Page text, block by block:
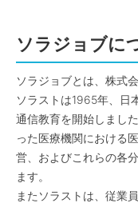
ソラジョブに
ソラジョブとは、株式
ソラストは1965年、日
通信教育を開始しまし
った医療機関における
営、およびこれらの各
ます。
またソラストは、従業